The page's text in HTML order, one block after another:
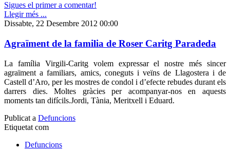
Sigues el primer a comentar!
Llegir més ...
Dissabte, 22 Desembre 2012 00:00
Agraïment de la familia de Roser Caritg Paradeda
La família Virgili-Caritg volem expressar el nostre més sincer
agraïment a familiars, amics, coneguts i veïns de Llagostera i de
Castell d’Aro, per les mostres de condol i d’efecte rebudes durant els
darrers dies. Moltes gràcies per acompanyar-nos en aquests
moments tan difícils.Jordi, Tània, Meritxell i Eduard.
Publicat a Defuncions
Etiquetat com
Defuncions